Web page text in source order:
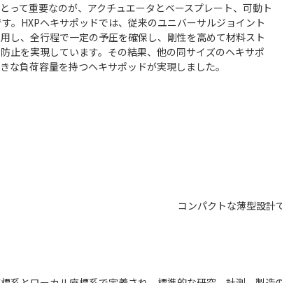
って重要なのが、アクチュエータとベースプレート、可動ト
。HXPヘキサポッドでは、従来のユニバーサルジョイント
し、全行程で一定の予圧を確保し、剛性を高めて材料スト
止を実現しています。その結果、他の同サイズのヘキサポ
な負荷容量を持つヘキサポッドが実現しました。
コンパクトな薄型設計